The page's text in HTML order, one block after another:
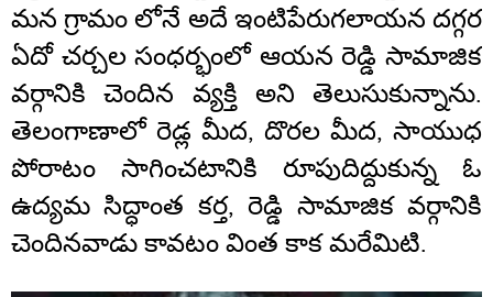
మన గ్రామం లోనే అదే ఇంటిపేరుగలాయన దగ్గర
ఏదో చర్చల సంధర్భంలో ఆయన రెడ్డి సామాజిక
వర్గానికి చెందిన వ్యక్తి అని తెలుసుకున్నాను.
తెలంగాణాలో రెడ్ల మీద, దొరల మీద, సాయుధ
పోరాటం సాగించటానికి రూపుదిద్దుకున్న ఓ
ఉద్యమ సిద్ధాంత కర్త, రెడ్డి సామాజిక వర్గానికి
చెందినవాడు కావటం వింత కాక మరేమిటి.